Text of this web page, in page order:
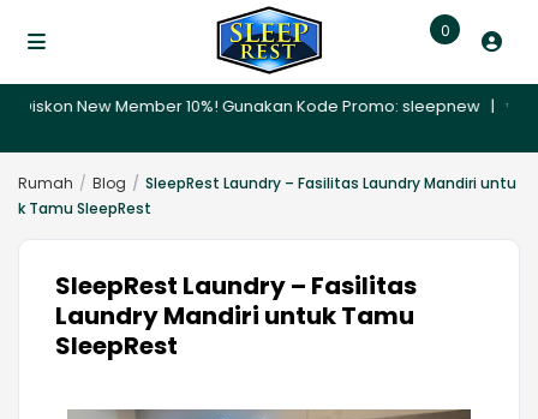
New Member 10%! Gunakan Kode Promo: sleepnew | ✨
0
Rumah Blog
SleepRest Laundry – Fasilitas Laundry Mandiri untu
k Tamu SleepRest
SleepRest Laundry – Fasilitas
Laundry Mandiri untuk Tamu
SleepRest